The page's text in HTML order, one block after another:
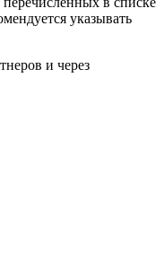
указывать
и через